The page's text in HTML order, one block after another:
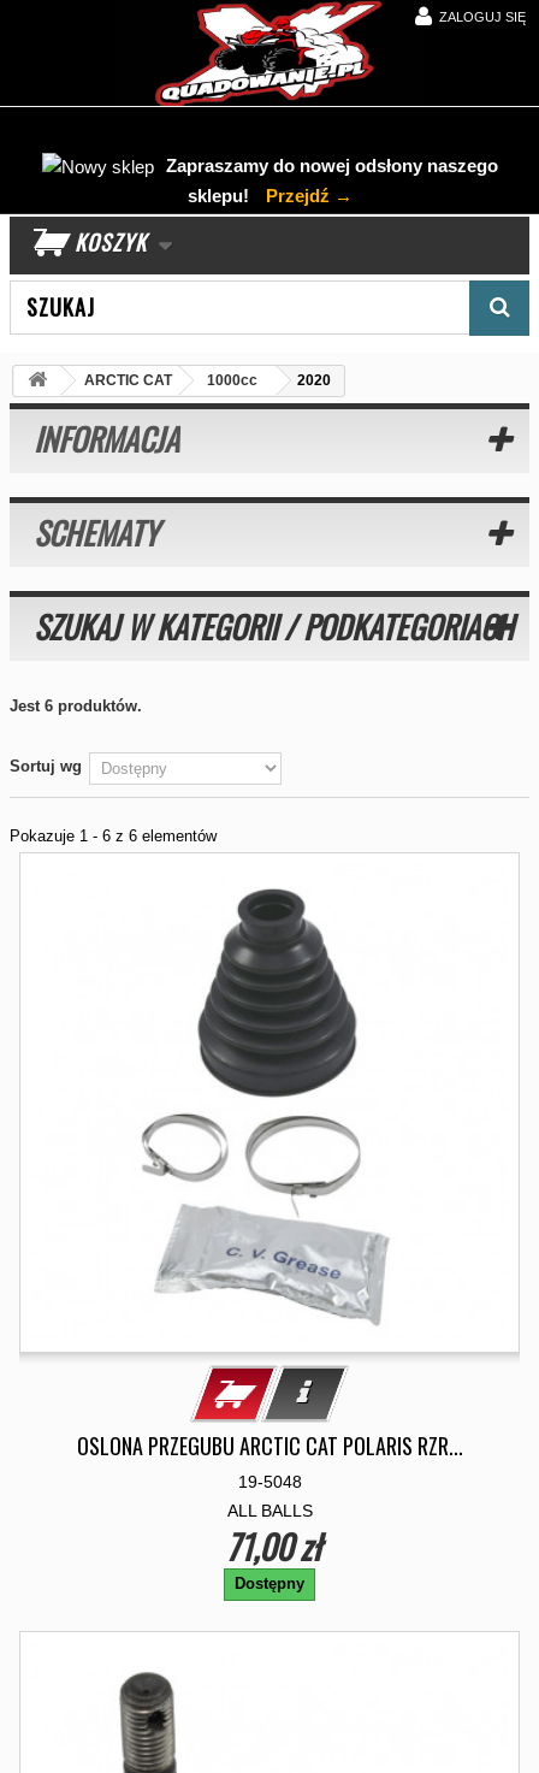
ZALOGUJ SIĘ
Zapraszamy do nowej odsłony naszego
sklepu!
Przejdź →
KOSZYK
ARCTIC CAT 1000cc 2020
INFORMACJA
SCHEMATY
SZUKAJ W KATEGORII / PODKATEGORIACH
Jest 6 produktów.
Sortuj wg
Pokazuje 1 - 6 z 6 elementów
OSLONA PRZEGUBU ARCTIC CAT POLARIS RZR...
19-5048
ALL BALLS
71,00 zł
Dostępny